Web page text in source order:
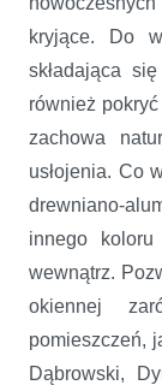
kryjące. Do
składająca
również
zachowa
usłojenia. Co
drewniano-
innego
wewnątrz.
okiennej
pomieszczeń,
Dąbrowski,